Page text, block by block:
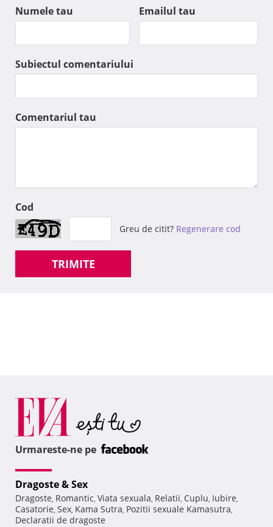
Numele tau Emailul tau
Subiectul comentariului
Comentariul tau
Cod
Greu de citit? Regenerare cod
TRIMITE
Urmareste-ne pe
Dragoste & Sex
Dragoste, Romantic, Viata sexuala, Relatii, Cuplu, Iubire,
Casatorie, Sex, Kama Sutra, Pozitii sexuale Kamasutra,
Declaratii de dragoste